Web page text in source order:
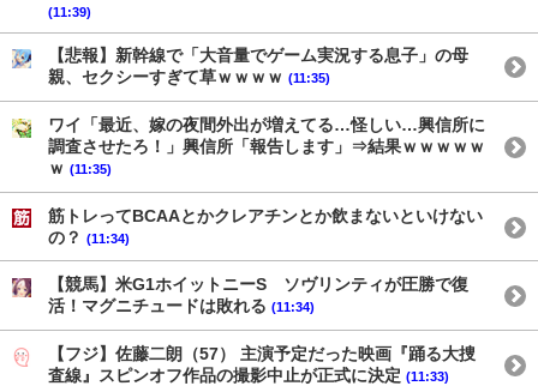
(11:39)
【悲報】新幹線で「大音量でゲーム実況する息子」の母
親、セクシーすぎて草ｗｗｗｗ (11:35)
ワイ「最近、嫁の夜間外出が増えてる…怪しい…興信所に
調査させたろ！」興信所「報告します」⇒結果ｗｗｗｗｗ
ｗ (11:35)
筋トレってBCAAとかクレアチンとか飲まないといけない
の？ (11:34)
【競馬】米G1ホイットニーS ソヴリンティが圧勝で復
活！マグニチュードは敗れる (11:34)
【フジ】佐藤二朗（57） 主演予定だった映画『踊る大捜
査線』スピンオフ作品の撮影中止が正式に決定 (11:33)